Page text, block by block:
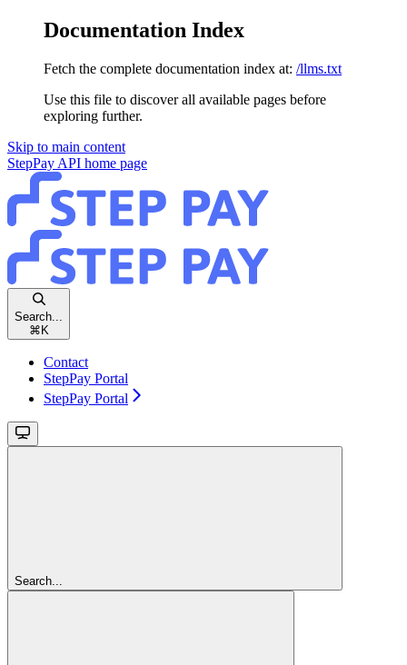
Documentation Index
Fetch the complete documentation index at: /llms.txt
Use this file to discover all available pages before
exploring further.
Skip to main content
StepPay API home page
Search...
⌘ K
Contact
StepPay Portal
StepPay Portal
Search...